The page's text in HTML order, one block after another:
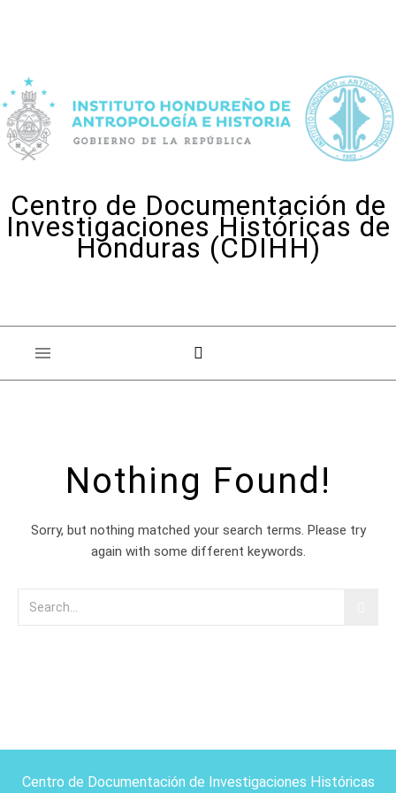
Centro de Documentación de
Investigaciones Históricas de
Honduras (CDIHH)
Nothing Found!
Sorry, but nothing matched your search terms. Please try
again with some different keywords.
Centro de Documentación de Investigaciones Históricas